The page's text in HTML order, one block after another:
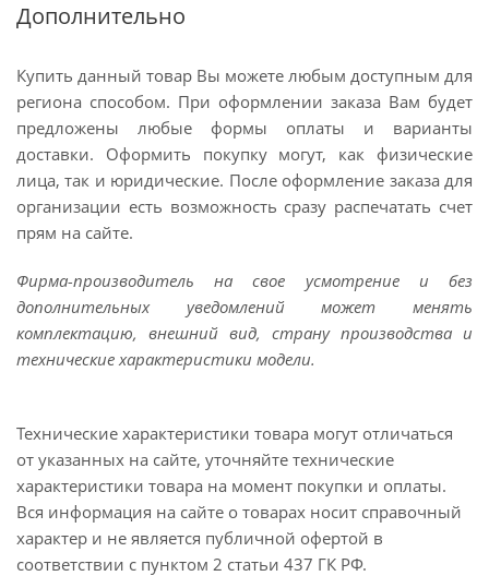
Дополнительно
Купить данный товар Вы можете любым доступным для
региона способом. При оформлении заказа Вам будет
предложены любые формы оплаты и варианты
доставки. Оформить покупку могут, как физические
лица, так и юридические. После оформление заказа для
организации есть возможность сразу распечатать счет
прям на сайте.
Фирма-производитель на свое усмотрение и без
дополнительных уведомлений может менять
комплектацию, внешний вид, страну производства и
технические характеристики модели.
Технические характеристики товара могут отличаться
от указанных на сайте, уточняйте технические
характеристики товара на момент покупки и оплаты.
Вся информация на сайте о товарах носит справочный
характер и не является публичной офертой в
соответствии с пунктом 2 статьи 437 ГК РФ.